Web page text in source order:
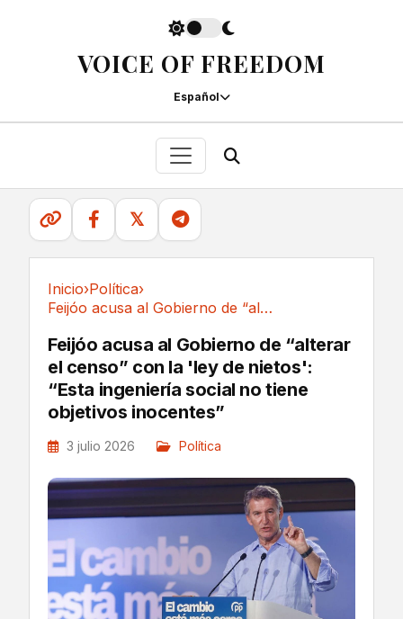
VOICE OF FREEDOM
Español
𝕏
Inicio›Política›
Feijóo acusa al Gobierno de “alterar el censo”...
Feijóo acusa al Gobierno de “alterar
el censo” con la 'ley de nietos':
“Esta ingeniería social no tiene
objetivos inocentes”
3 julio 2026 Política